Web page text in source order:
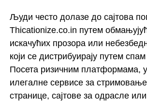
Људи често долазе до сајтова
Thicationize.co.in путем
искачућих прозора или
који се дистрибуирају путем
Посета ризичним платформама,
илегалне сервисе за
странице, сајтове за одрасле